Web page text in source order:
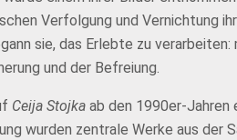
Verfolgung und Vernichtung
sie, das Erlebte zu
und der Befreiung.
Ceija Stojka ab den 1990er-Jahren
wurden zentrale Werke aus der